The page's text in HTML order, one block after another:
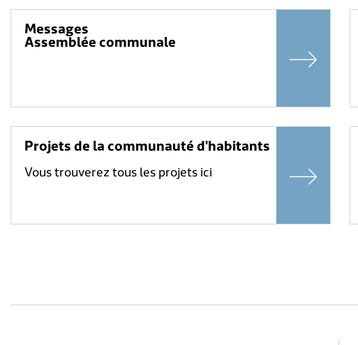
Messages
Assemblée communale
Projets de la communauté d'habitants
Vous trouverez tous les projets ici